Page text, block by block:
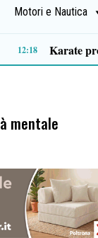
Motori e Nautica
Traffico di cocaina dal Sud America, la coppia arrestata è di Buonabitacolo: avrebbe rifornito il Vallo di Diano
mentale